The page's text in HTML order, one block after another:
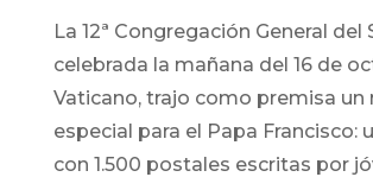
La 12ª Congregación General del
celebrada la mañana del 16 de
Vaticano, trajo como premisa un
especial para el Papa Francisco:
con 1.500 postales escritas por